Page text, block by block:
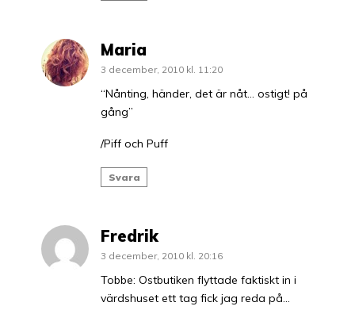
Maria
3 december, 2010 kl. 11:20
“Nånting, händer, det är nåt… ostigt! på
gång”
/Piff och Puff
Svara
Fredrik
3 december, 2010 kl. 20:16
Tobbe: Ostbutiken flyttade faktiskt in i
värdshuset ett tag fick jag reda på…